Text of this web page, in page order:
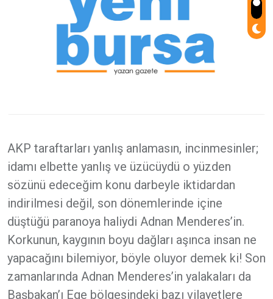
AKP taraftarları yanlış anlamasın, incinmesinler;
idamı elbette yanlış ve üzücüydü o yüzden
sözünü edeceğim konu darbeyle iktidardan
indirilmesi değil, son dönemlerinde içine
düştüğü paranoya haliydi Adnan Menderes’in.
Korkunun, kaygının boyu dağları aşınca insan ne
yapacağını bilemiyor, böyle oluyor demek ki! Son
zamanlarında Adnan Menderes’in yalakaları da
Başbakan’ı Ege bölgesindeki bazı vilayetlere